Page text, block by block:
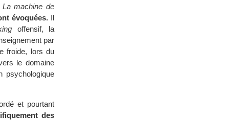
La machine de
évoquées. Il
offensif, la
par
froide, lors du
le domaine
psychologique
et pourtant
des